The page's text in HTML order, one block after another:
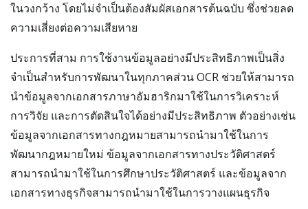
ในวงกว้าง โดยไม่จำเป็นต้องสัมผัสเอกสารต้นฉบับ ซึ่งช่วยลด
ความเสี่ยงต่อความเสียหาย
ประการที่สาม การใช้งานข้อมูลอย่างมีประสิทธิภาพเป็นสิ่ง
จำเป็นสำหรับการพัฒนาในทุกภาคส่วน OCR ช่วยให้สามารถ
นำข้อมูลจากเอกสารภาษาอัมฮาริกมาใช้ในการวิเคราะห์
การวิจัย และการตัดสินใจได้อย่างมีประสิทธิภาพ ตัวอย่างเช่น
ข้อมูลจากเอกสารทางกฎหมายสามารถนำมาใช้ในการ
พัฒนากฎหมายใหม่ ข้อมูลจากเอกสารทางประวัติศาสตร์
สามารถนำมาใช้ในการศึกษาประวัติศาสตร์ และข้อมูลจาก
เอกสารทางธุรกิจสามารถนำมาใช้ในการวางแผนธุรกิจ